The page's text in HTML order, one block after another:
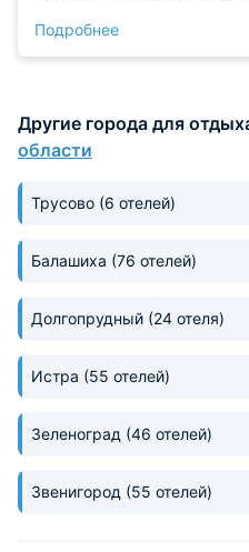
спокойно отдохнуть. Окна
выходят в парк, по утрам
быстрый.
Подробнее
Другие города для
области
Трусово (6 отелей)
Балашиха (76 отелей)
Долгопрудный (24 отеля)
Истра (55 отелей)
Зеленоград (46 отелей)
Звенигород (55 отелей)